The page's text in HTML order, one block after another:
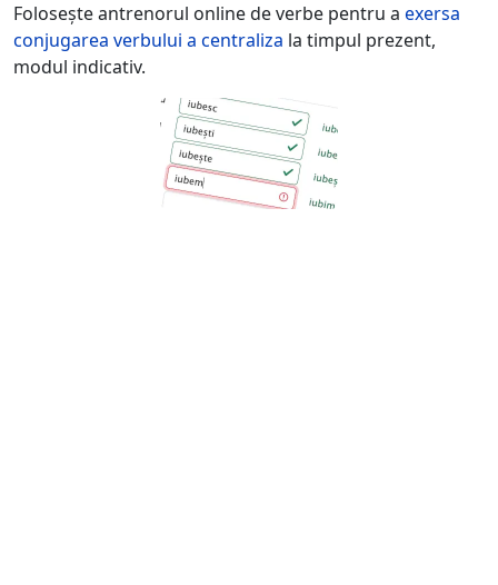
Folosește antrenorul online de verbe pentru a exersa
conjugarea verbului a centraliza la timpul prezent,
modul indicativ.